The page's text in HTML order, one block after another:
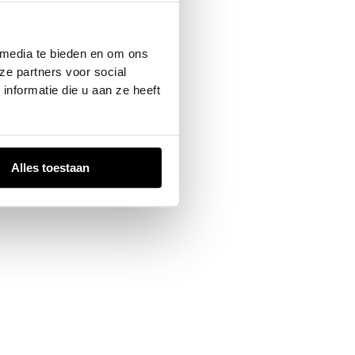
te bieden en om ons
partners voor social
die u aan ze heeft
Alles toestaan
for more information).